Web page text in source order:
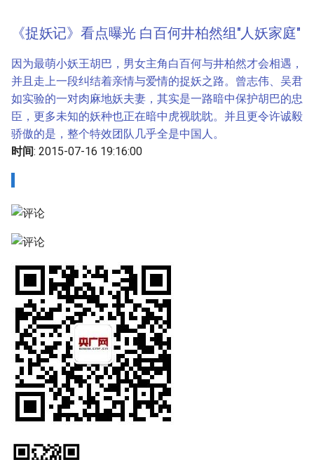
《捉妖记》看点曝光 白百何井柏然组"人妖家庭"
因为最萌小妖王胡巴，男女主角白百何与井柏然才会相遇，
并且走上一段纠结着亲情与爱情的捉妖之路。曾志伟、吴君
如实验的一对肉麻地妖夫妻，其实是一路暗中保护胡巴的忠
臣，更多未知的妖种也正在暗中虎视眈眈。并且更令许诚毅
骄傲的是，整个特效团队几乎全是中国人。
时间: 2015-07-16 19:16:00